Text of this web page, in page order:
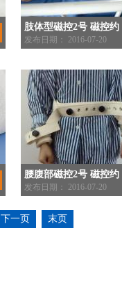
肢体型磁控2号 磁控约
束带 E-001-02 使用教程
发布日期： 2016-07-20
腰腹部磁控2号 磁控约
束带 使用教程
发布日期： 2016-07-20
下一页 末页